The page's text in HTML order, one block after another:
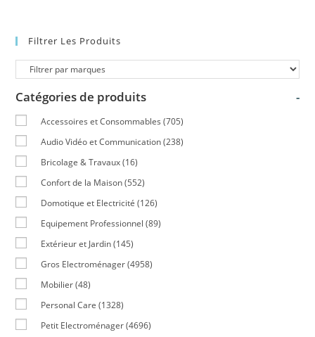
Filtrer Les Produits
Catégories de produits -
Accessoires et Consommables (705)
Audio Vidéo et Communication (238)
Bricolage & Travaux (16)
Confort de la Maison (552)
Domotique et Electricité (126)
Equipement Professionnel (89)
Extérieur et Jardin (145)
Gros Electroménager (4958)
Mobilier (48)
Personal Care (1328)
Petit Electroménager (4696)